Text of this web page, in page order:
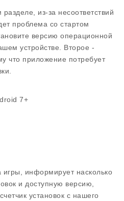
из-за несоответствий
проблема со стартом
версию операционной
устройстве. Второе -
что приложение потребует
7+
игры, информирует насколько
и доступную версию,
установок с нашего